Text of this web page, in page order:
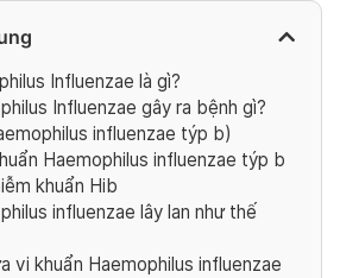
Influenzae là gì?
Influenzae gây ra bệnh gì?
influenzae týp b)
Haemophilus influenzae týp b
khuẩn Hib
influenzae lây lan như thế
vi khuẩn Haemophilus influenzae